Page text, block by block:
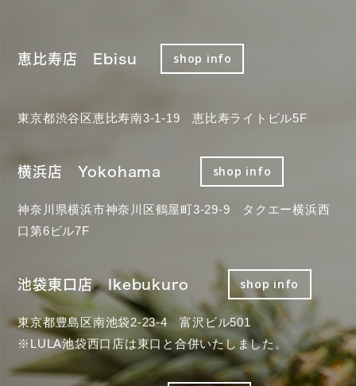
恵比寿店 Ebisu shop info
東京都渋谷区恵比寿南3-1-19 恵比寿ライトビル5F
横浜店 Yokohama shop info
神奈川県横浜市神奈川区鶴屋町3-29-9 タクエー横浜西
口第6ビル7F
池袋東口店 Ikebukuro shop info
東京都豊島区南池袋2-23-4 富沢ビル501
※LULA池袋西口店は東口と合併いたしました。